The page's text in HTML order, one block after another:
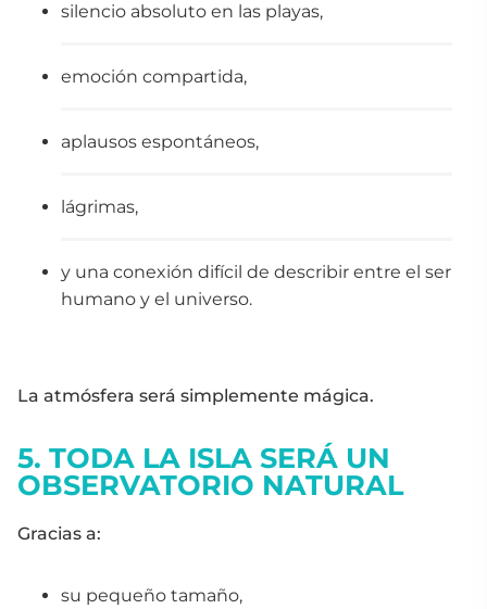
silencio absoluto en las playas,
emoción compartida,
aplausos espontáneos,
lágrimas,
y una conexión difícil de describir entre el ser
humano y el universo.
La atmósfera será simplemente mágica.
5. TODA LA ISLA SERÁ UN
OBSERVATORIO NATURAL
Gracias a:
su pequeño tamaño,